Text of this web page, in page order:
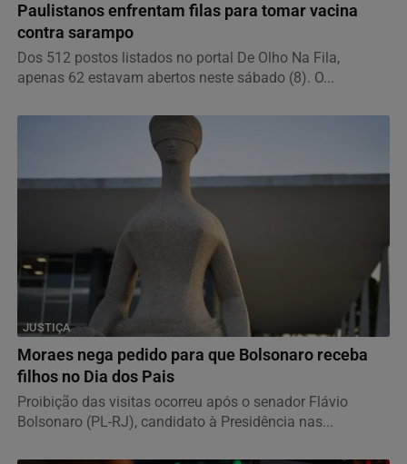
Paulistanos enfrentam filas para tomar vacina
contra sarampo
Dos 512 postos listados no portal De Olho Na Fila,
apenas 62 estavam abertos neste sábado (8). O...
JUSTIÇA
Moraes nega pedido para que Bolsonaro receba
filhos no Dia dos Pais
Proibição das visitas ocorreu após o senador Flávio
Bolsonaro (PL-RJ), candidato à Presidência nas...